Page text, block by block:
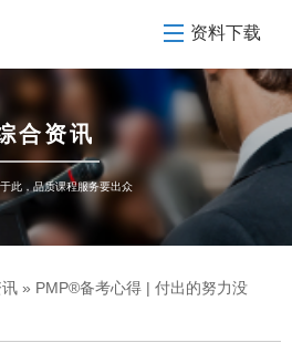
资料下载
合资讯
此，品质课程服务要出众
» PMP®备考心得 | 付出的努力没